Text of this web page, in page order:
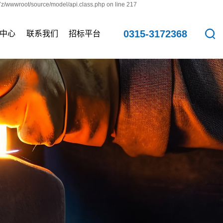
wwwroot/source/model/api.class.php on line 217
心
闻
讯
讯
联系我们
联系方式
招标平台 0315-3172368